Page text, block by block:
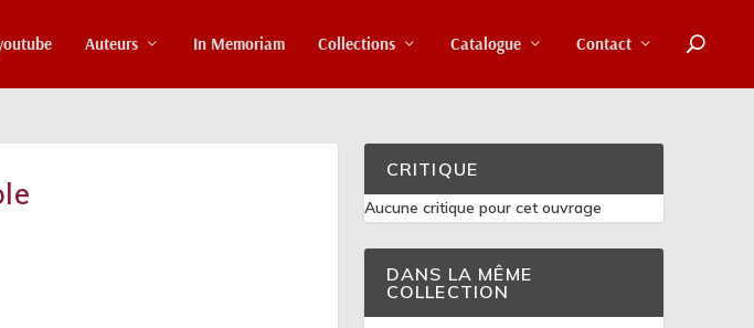
Auteurs In Memoriam Collections Catalogue Contact
CRITIQUE
Aucune critique pour cet ouvrage
DANS LA MÊME
COLLECTION